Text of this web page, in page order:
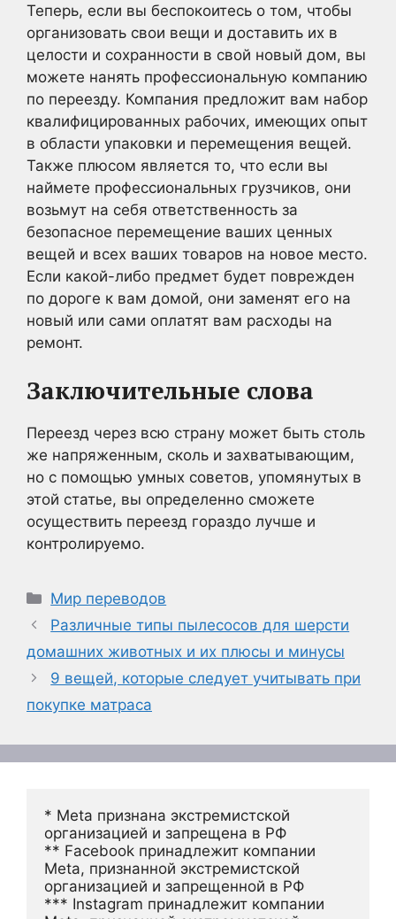
Теперь, если вы беспокоитесь о том, чтобы
организовать свои вещи и доставить их в
целости и сохранности в свой новый дом, вы
можете нанять профессиональную компанию
по переезду. Компания предложит вам набор
квалифицированных рабочих, имеющих опыт
в области упаковки и перемещения вещей.
Также плюсом является то, что если вы
наймете профессиональных грузчиков, они
возьмут на себя ответственность за
безопасное перемещение ваших ценных
вещей и всех ваших товаров на новое место.
Если какой-либо предмет будет поврежден
по дороге к вам домой, они заменят его на
новый или сами оплатят вам расходы на
ремонт.
Заключительные слова
Переезд через всю страну может быть столь
же напряженным, сколь и захватывающим,
но с помощью умных советов, упомянутых в
этой статье, вы определенно сможете
осуществить переезд гораздо лучше и
контролируемо.
Рубрики
Мир переводов
Различные типы пылесосов для шерсти
домашних животных и их плюсы и минусы
9 вещей, которые следует учитывать при
покупке матраса
* Meta признана экстремистской
организацией и запрещена в РФ
** Facebook принадлежит компании
Meta, признанной экстремистской
организацией и запрещенной в РФ
*** Instagram принадлежит компании